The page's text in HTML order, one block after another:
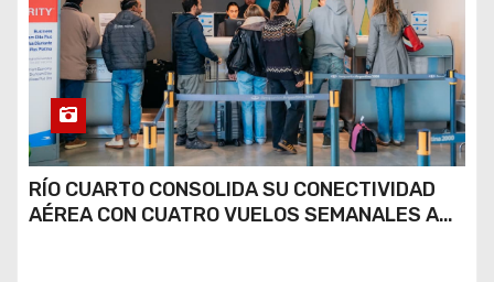
RÍO CUARTO CONSOLIDA SU CONECTIVIDAD
AÉREA CON CUATRO VUELOS SEMANALES A